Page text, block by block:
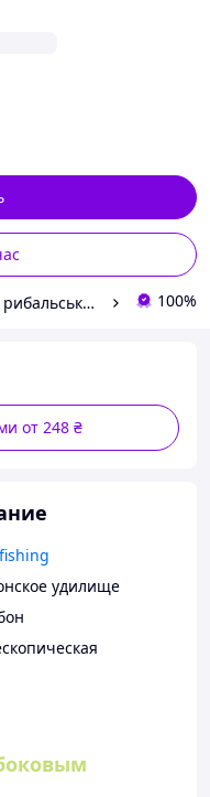
Продавец "Мрія рибалки" Магазин рибальських снастей 100%
от 248 ₴
удилище